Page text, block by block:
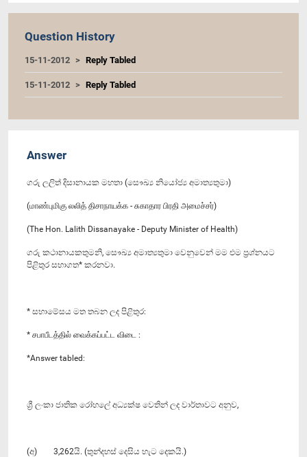
Question History
15-11-2012 Reply Tabled
15-11-2012 Reply Tabled
Answer
ගරු ලලිත් දිසානායක මහතා (සෞඛ්‍ය නියෝජ්‍ය අමාත්‍යතුමා)
(மாண்புமிகு லலித் திசாநாயக்க - சுகாதார பிரதி அமைச்சர்)
(The Hon. Lalith Dissanayake - Deputy Minister of Health)
ගරු කථානායකතුමනි, සෞඛ්‍ය අමාත්‍යතුමා වෙනුවෙන් මම එම ප්‍රශ්නයට
පිළිතුර සභාගත* කරනවා.
* සභාමේසය මත තබන ලද පිළිතුර:
* சபாபீடத்தில் வைக்கப்பட்ட விடை :
*Answer tabled:
ශ්‍රී ලංකා ජාතික රෝහලේ අධ්‍යක්ෂ වෙතින් ලද වාර්තාවට අනුව,
(අ) 3,262යි. (තුන්දහස් දෙසිය හැට දෙකයි.)